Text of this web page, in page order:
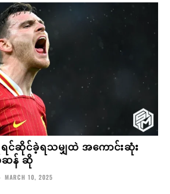
ဆိုင်ခဲ့ရသမျှထဲ အကောင်းဆုံး
ဆန် ဆို
MARCH 10, 2025